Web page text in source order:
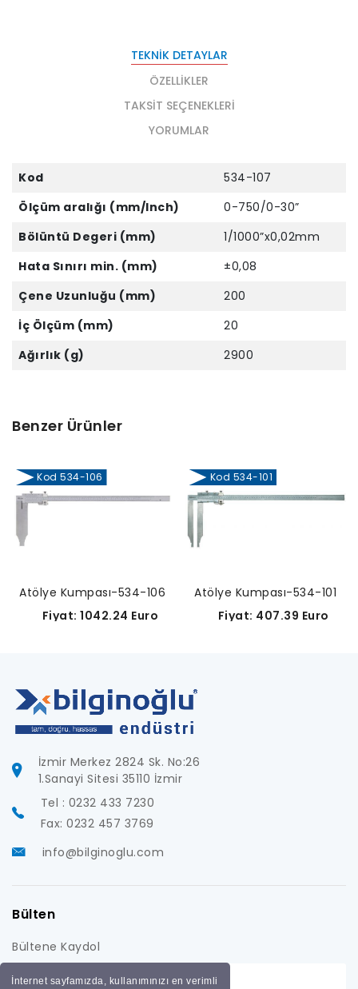
İnternet sayfamızda, kullanımınızı en verimli
TEKNIK DETAYLAR
ÖZELLIKLER
TAKSIT SEÇENEKLERI
YORUMLAR
Kod
534-107
Ölçüm aralığı (mm/Inch)
0-750/0-30”
Bölüntü Degeri (mm)
1/1000”x0,02mm
Hata Sınırı min. (mm)
±0,08
Çene Uzunluğu (mm)
200
İç Ölçüm (mm)
20
Ağırlık (g)
2900
Benzer Ürünler
Kod 534-106
Atölye Kumpası-534-106
Fiyat: 1042.24 Euro
Kod 534-101
Atölye Kumpası-534-101
Fiyat: 407.39 Euro
İzmir Merkez 2824 Sk. No:26
1.Sanayi Sitesi 35110 İzmir
Tel : 0232 433 7230
Fax: 0232 457 3769
info@bilginoglu.com
Bülten
Bültene Kaydol